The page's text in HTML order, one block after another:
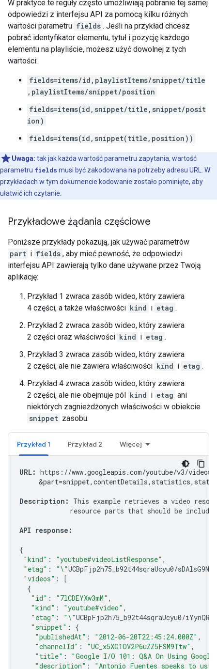
W praktyce te reguły często umożliwiają pobranie tej samej
odpowiedzi z interfejsu API za pomocą kilku różnych
wartości parametru fields . Jeśli na przykład chcesz
pobrać identyfikator elementu, tytuł i pozycję każdego
elementu na playliście, możesz użyć dowolnej z tych
wartości:
fields=items/id,playlistItems/snippet/title
,playlistItems/snippet/position
fields=items(id,snippet/title,snippet/posit
ion)
fields=items(id,snippet(title,position))
Uwaga: tak jak każda wartość parametru zapytania, wartość
parametru fields musi być zakodowana na potrzeby adresu URL. W
przykładach w tym dokumencie kodowanie zostało pominięte, aby
ułatwić ich czytanie.
Przykładowe żądania częściowe
Poniższe przykłady pokazują, jak używać parametrów
part i fields , aby mieć pewność, że odpowiedzi
interfejsu API zawierają tylko dane używane przez Twoją
aplikację:
Przykład 1 zwraca zasób wideo, który zawiera
4 części, a także właściwości kind i etag .
Przykład 2 zwraca zasób wideo, który zawiera
2 części oraz właściwości kind i etag .
Przykład 3 zwraca zasób wideo, który zawiera
2 części, ale nie zawiera właściwości kind i etag .
Przykład 4 zwraca zasób wideo, który zawiera
2 części, ale nie obejmuje pól kind i etag ani
niektórych zagnieżdżonych właściwości w obiekcie
snippet zasobu.
Przykład 1 Przykład 2 Więcej
URL: https : //www.googleapis.com/youtube/v3/
     &part=snippet,contentDetails,statistics,status
Description : This example retrieves a video
resource parts that should be included
API response :
{
"kind" : "youtube#videoListResponse" ,
"etag" : "\"UCBpFjp2h75_b92t44sqraUcyu0/
"videos" :
[
{
"id" : "7lCDEYXw3mM" ,
"kind" : "youtube#video" ,
"etag" : "\"UCBpFjp2h75_b92t44sqraUcyu0/
"snippet" :
{
"publishedAt" : "2012-06-20T22:45:24.000Z" ,
"channelId" : "UC_x5XG1OV2P6uZZ5FSM9Ttw" ,
"title" :
"Google I/O 101: Q&A On Using
"description" : "Antonio Fuentes speaks to us